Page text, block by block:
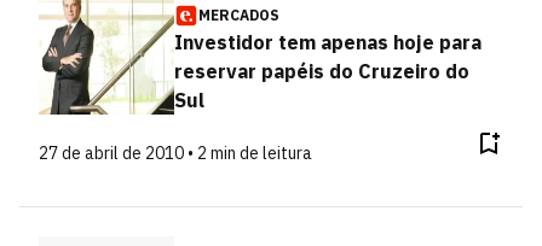
MERCADOS
Investidor tem apenas hoje para
reservar papéis do Cruzeiro do
Sul
27 de abril de 2010 • 2 min de leitura